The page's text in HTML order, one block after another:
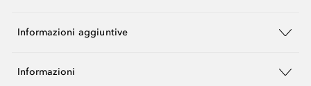
Informazioni aggiuntive
Informazioni